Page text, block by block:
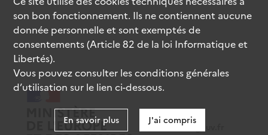
data.gouv.fr
son bon fonctionnement. Ils ne contiennent aucune
donnée personnelle et sont exemptés de
consentements (Article 82 de la loi Informatique et
Libertés).
Vous pouvez consulter les conditions générales
d’utilisation sur le lien ci-dessous.
En savoir plus J'ai compris